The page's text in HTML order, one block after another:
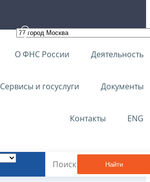
О ФНС России Деятельность
Сервисы и госуслуги Документы
Контакты ENG
Найти